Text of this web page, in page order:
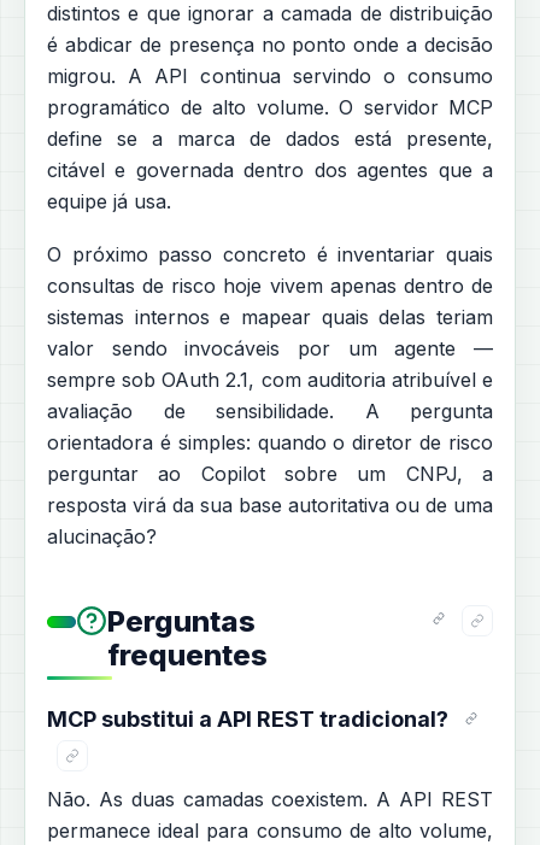
distintos e que ignorar a camada de distribuição
é abdicar de presença no ponto onde a decisão
migrou. A API continua servindo o consumo
programático de alto volume. O servidor MCP
define se a marca de dados está presente,
citável e governada dentro dos agentes que a
equipe já usa.
O próximo passo concreto é inventariar quais
consultas de risco hoje vivem apenas dentro de
sistemas internos e mapear quais delas teriam
valor sendo invocáveis por um agente —
sempre sob OAuth 2.1, com auditoria atribuível e
avaliação de sensibilidade. A pergunta
orientadora é simples: quando o diretor de risco
perguntar ao Copilot sobre um CNPJ, a
resposta virá da sua base autoritativa ou de uma
alucinação?
Perguntas
frequentes
MCP substitui a API REST tradicional?
Não. As duas camadas coexistem. A API REST
permanece ideal para consumo de alto volume,